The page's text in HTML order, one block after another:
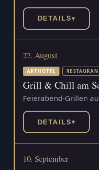
DETAILS▾
27. August
ARTHOTEL
Grill & Chill am
Feierabend-Grillen
DETAILS▾
10. September